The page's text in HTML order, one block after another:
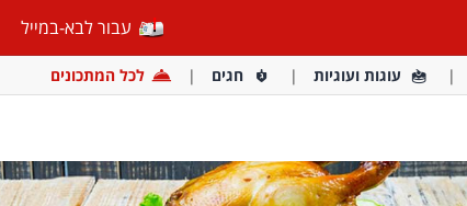
עבור לבא-במייל
עוגות ועוגיות חגים לכל המתכונים